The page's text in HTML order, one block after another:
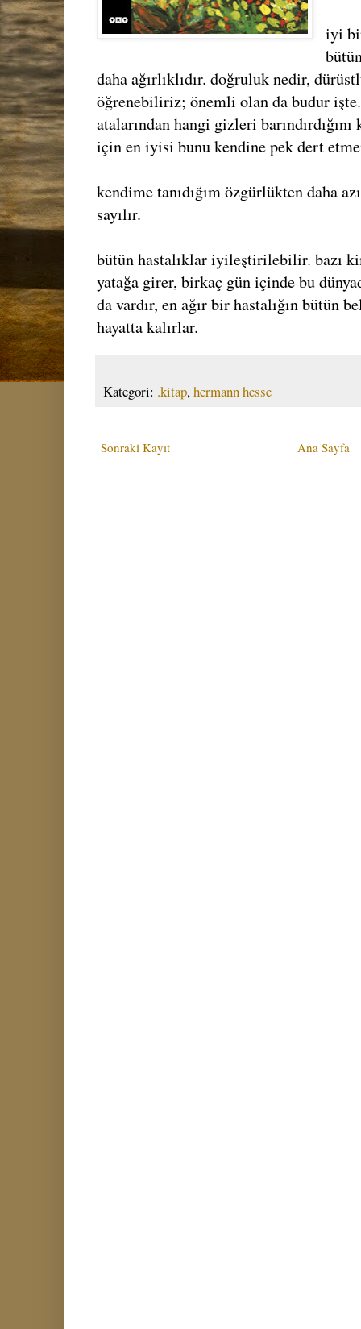
iyi
daha ağırlıklıdır. doğruluk nedir,
öğrenebiliriz; önemli olan da budur
atalarından hangi gizleri
için en iyisi bunu kendine pek dert
kendime tanıdığım özgürlükten daha
sayılır.
bütün hastalıklar iyileştirilebilir. bazı
yatağa girer, birkaç gün içinde bu
da vardır, en ağır bir hastalığın bütün
hayatta kalırlar.
Kategori: .kitap,hermann hesse
Sonraki Kayıt Ana Sayfa